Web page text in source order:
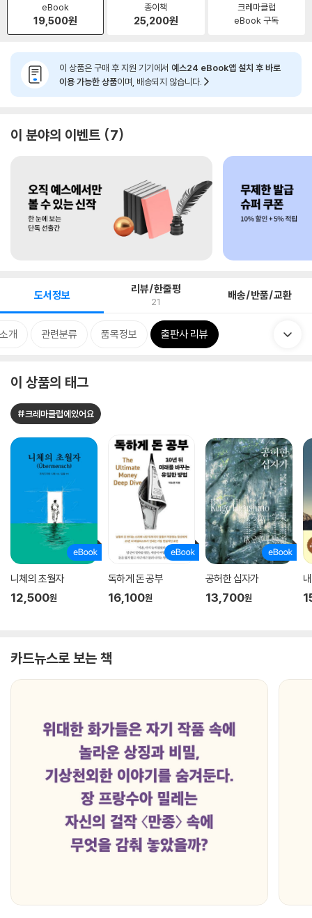
eBook
19,500원
종이책
25,200원
크레마클럽
eBook 구독
이 상품은 구매 후 지원 기기에서 예스24 eBook앱 설치 후 바로
이용 가능한 상품이며, 배송되지 않습니다.
이 분야의 이벤트 7
도서정보 리뷰/한줄평
21 배송/반품/교환
개 관련분류 품목정보 출판사 리뷰
이 상품의 태그
#크레마클럽에있어요
니체의 초월자
12,500원
독하게 돈 공부
16,100원
공허한 십자가
13,700원
카드뉴스로 보는 책